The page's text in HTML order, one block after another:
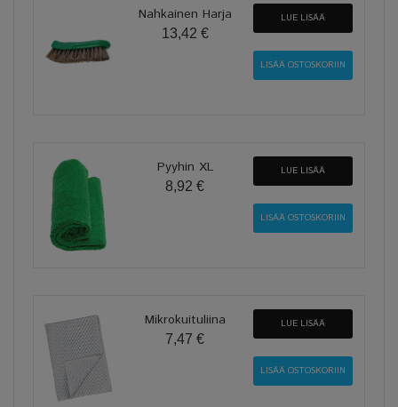
Nahkainen Harja
13,42 €
LUE LISÄÄ
Pyyhin XL
8,92 €
LUE LISÄÄ
Mikrokuituliina
7,47 €
LUE LISÄÄ